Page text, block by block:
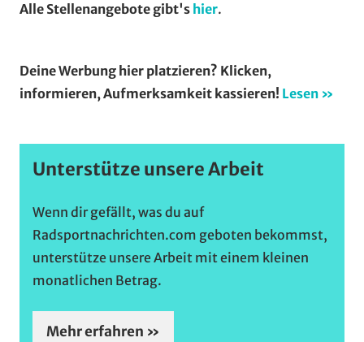
Alle Stellenangebote gibt's hier.
Deine Werbung hier platzieren? Klicken,
informieren, Aufmerksamkeit kassieren! Lesen »
Unterstütze unsere Arbeit
Wenn dir gefällt, was du auf
Radsportnachrichten.com geboten bekommst,
unterstütze unsere Arbeit mit einem kleinen
monatlichen Betrag.
Mehr erfahren »